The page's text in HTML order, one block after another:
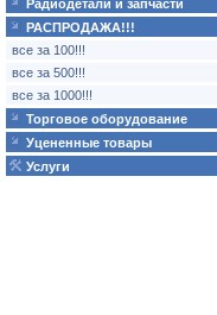
Радиодетали и запчасти
РАСПРОДАЖА!!!
все за 100!!!
все за 500!!!
все за 1000!!!
Торговое оборудование
Уцененные товары
Услуги